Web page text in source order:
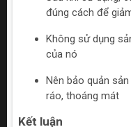
đúng cách để
Không sử dụng
của nó
Nên bảo quản
ráo, thoáng mát
Kết luận